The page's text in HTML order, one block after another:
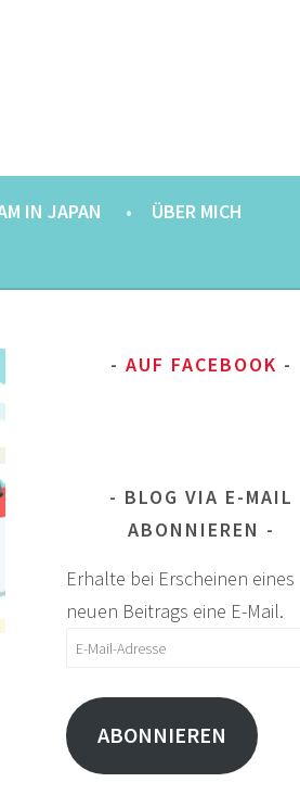
IN JAPAN ÜBER MICH
AUF FACEBOOK
BLOG VIA E-MAIL
ABONNIEREN
Erhalte bei Erscheinen eines
neuen Beitrags eine E-Mail.
E-
Adresse
ABONNIEREN